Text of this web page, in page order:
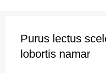
Purus lectus
lobortis namar